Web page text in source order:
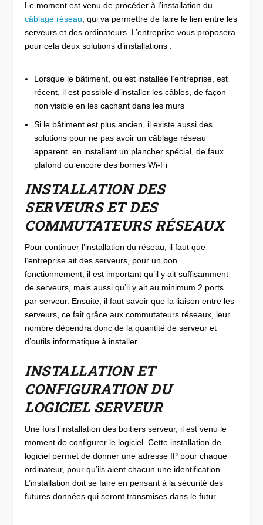
Le moment est venu de procéder à l’installation du
câblage réseau, qui va permettre de faire le lien entre les
serveurs et des ordinateurs. L’entreprise vous proposera
pour cela deux solutions d’installations :
Lorsque le bâtiment, où est installée l’entreprise, est
récent, il est possible d’installer les câbles, de façon
non visible en les cachant dans les murs
Si le bâtiment est plus ancien, il existe aussi des
solutions pour ne pas avoir un câblage réseau
apparent, en installant un plancher spécial, de faux
plafond ou encore des bornes Wi-Fi
INSTALLATION DES
SERVEURS ET DES
COMMUTATEURS RÉSEAUX
Pour continuer l’installation du réseau, il faut que
l’entreprise ait des serveurs, pour un bon
fonctionnement, il est important qu’il y ait suffisamment
de serveurs, mais aussi qu’il y ait au minimum 2 ports
par serveur. Ensuite, il faut savoir que la liaison entre les
serveurs, ce fait grâce aux commutateurs réseaux, leur
nombre dépendra donc de la quantité de serveur et
d’outils informatique à installer.
INSTALLATION ET
CONFIGURATION DU
LOGICIEL SERVEUR
Une fois l’installation des boitiers serveur, il est venu le
moment de configurer le logiciel. Cette installation de
logiciel permet de donner une adresse IP pour chaque
ordinateur, pour qu’ils aient chacun une identification.
L’installation doit se faire en pensant à la sécurité des
futures données qui seront transmises dans le futur.